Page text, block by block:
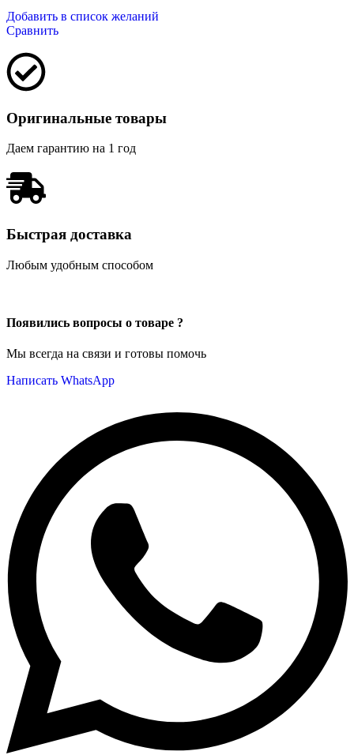
Добавить в список желаний
Сравнить
Оригинальные товары
Даем гарантию на 1 год
Быстрая доставка
Любым удобным способом
Появились вопросы о товаре ?
Мы всегда на связи и готовы помочь
Написать WhatsApp